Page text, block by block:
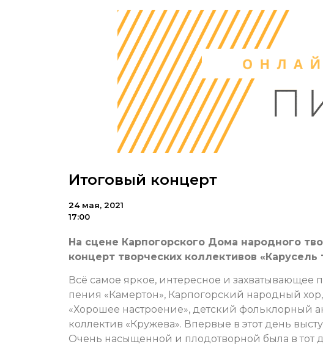
Итоговый концерт
24 мая, 2021
17:00
На сцене Карпогорского Дома народного
концерт творческих коллективов «Карусель
Всё самое яркое, интересное и захватывающее
пения «Камертон», Карпогорский народный
«Хорошее настроение», детский фольклорный
коллектив «Кружева». Впервые в этот день
Очень насыщенной и плодотворной была в тот